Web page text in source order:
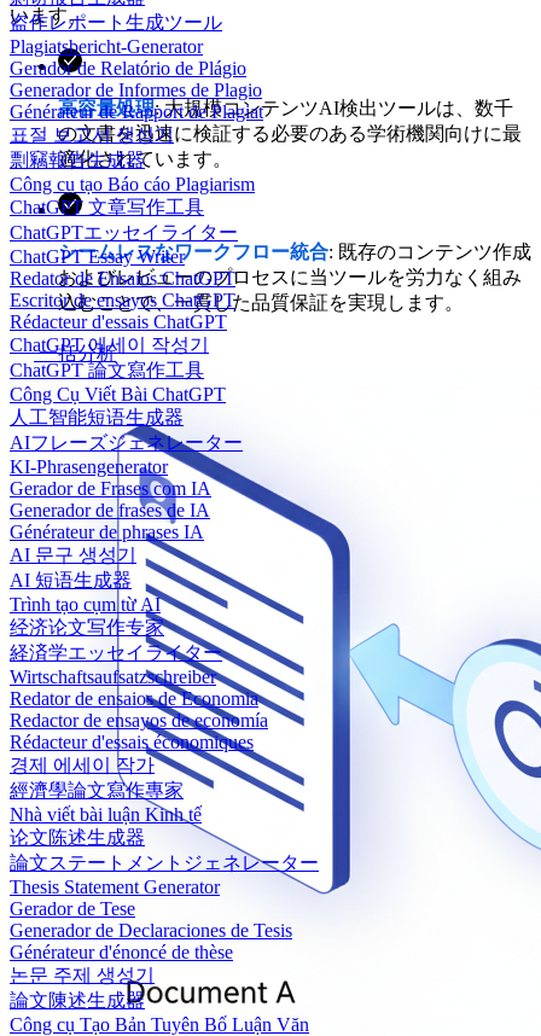
盗作レポート生成ツール
Plagiatsbericht-Generator
Gerador de Relatório de Plágio
Generador de Informes de Plagio
Générateur de Rapport de Plagiat
표절 보고서 생성기
剽竊報告生成器
Công cụ tạo Báo cáo Plagiarism
ChatGPT 文章写作工具
ChatGPTエッセイライター
ChatGPT Essay Writer
Redator de Ensaios ChatGPT
Escritor de ensayos ChatGPT
Rédacteur d'essais ChatGPT
ChatGPT 에세이 작성기
ChatGPT 論文寫作工具
Công Cụ Viết Bài ChatGPT
人工智能短语生成器
AIフレーズジェネレーター
KI-Phrasengenerator
Gerador de Frases com IA
Generador de frases de IA
Générateur de phrases IA
AI 문구 생성기
AI 短语生成器
Trình tạo cụm từ AI
经济论文写作专家
経済学エッセイライター
Wirtschaftsaufsatzschreiber
Redator de ensaios de Economia
Redactor de ensayos de economía
Rédacteur d'essais économiques
경제 에세이 작가
經濟學論文寫作專家
Nhà viết bài luận Kinh tế
论文陈述生成器
論文ステートメントジェネレーター
Thesis Statement Generator
Gerador de Tese
Generador de Declaraciones de Tesis
Générateur d'énoncé de thèse
논문 주제 생성기
論文陳述生成器
Công cụ Tạo Bản Tuyên Bố Luận Văn
います。
高容量処理: 大規模コンテンツAI検出ツールは、数千
の文書を迅速に検証する必要のある学術機関向けに最
適化されています。
シームレスなワークフロー統合: 既存のコンテンツ作成
およびレビューのプロセスに当ツールを労力なく組み
込むことで、一貫した品質保証を実現します。
一括分析